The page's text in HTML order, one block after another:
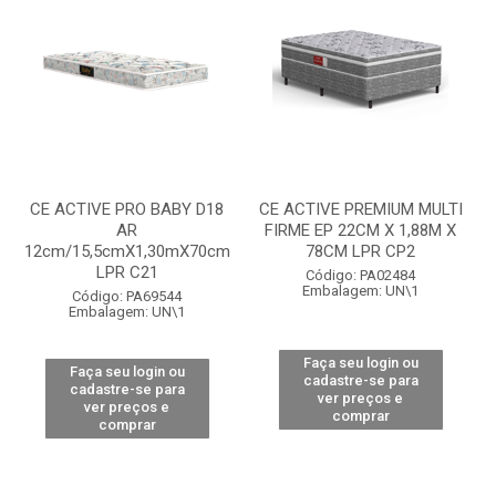
CE ACTIVE PRO BABY D18
AR
12cm/15,5cmX1,30mX70cm
LPR C21
Código: PA69544
Embalagem: UN\1
Faça seu login ou
cadastre-se para
ver preços e
comprar
CE ACTIVE PREMIUM MULTI
FIRME EP 22CM X 1,88M X
78CM LPR CP2
Código: PA02484
Embalagem: UN\1
Faça seu login ou
cadastre-se para
ver preços e
comprar